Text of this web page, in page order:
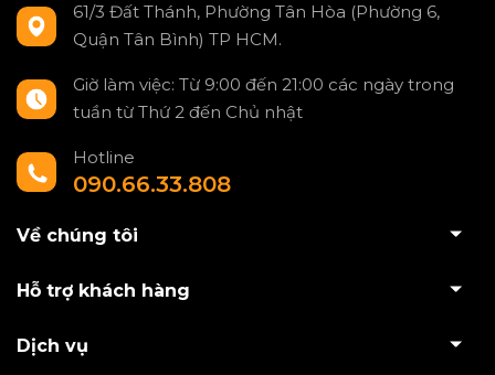
61/3 Đất Thánh, Phường Tân Hòa (Phường 6,
Quận Tân Bình) TP HCM.
Giờ làm việc: Từ 9:00 đến 21:00 các ngày trong
tuần từ Thứ 2 đến Chủ nhật
Hotline
090.66.33.808
Về chúng tôi
Hỗ trợ khách hàng
Dịch vụ